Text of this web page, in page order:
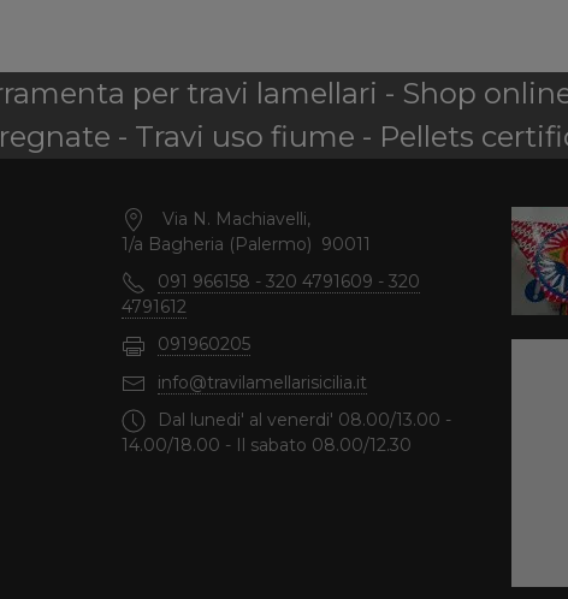
per travi lamellari - Shop
- Travi uso fiume - Pellets
Via N. Machiavelli,
1/a Bagheria (Palermo) 90011
091 966158 - 320 4791609 - 320
4791612
091960205
info@travilamellarisicilia.it
Dal lunedi' al venerdi' 08.00/13.00 -
14.00/18.00 - Il sabato 08.00/12.30